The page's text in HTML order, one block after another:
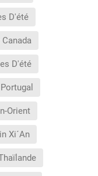
D'été
D'été
Orient
Xi´An